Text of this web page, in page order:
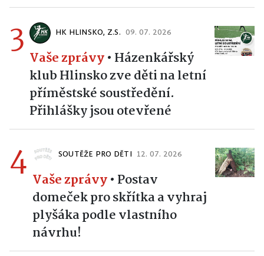
3 HK HLINSKO, Z.S. 09. 07. 2026
Vaše zprávy• Házenkářský
klub Hlinsko zve děti na letní
příměstské soustředění.
Přihlášky jsou otevřené
4 SOUTĚŽE PRO DĚTI 12. 07. 2026
Vaše zprávy• Postav
domeček pro skřítka a vyhraj
plyšáka podle vlastního
návrhu!